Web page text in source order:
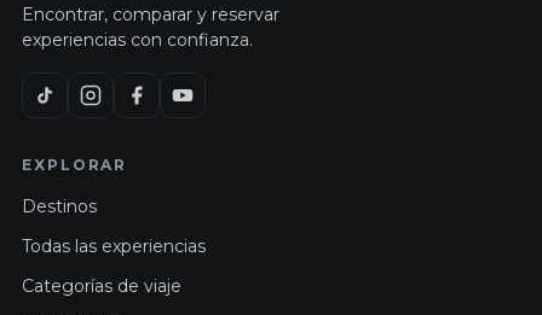
Encontrar, comparar y reservar
experiencias con confianza.
EXPLORAR
Destinos
Todas las experiencias
Categorías de viaje